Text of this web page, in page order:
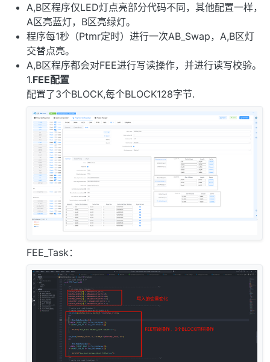
A,B区程序仅LED灯点亮部分代码不同，其他配置一样，
A区亮蓝灯，B区亮绿灯。
程序每1秒（Ptmr定时）进行一次AB_Swap，A,B区灯
交替点亮。
A,B区程序都会对FEE进行写读操作，并进行读写校验。
1.FEE配置
配置了3个BLOCK,每个BLOCK128字节.
FEE_Task：